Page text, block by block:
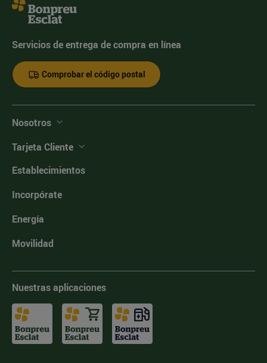
Servicios de entrega de compra en línea
Comprobar el código postal
Nosotros
Tarjeta Cliente
Establecimientos
Incorpórate
Energía
Movilidad
Nuestras aplicaciones